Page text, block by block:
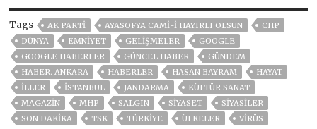
Tags AK PARTİ AYASOFYA CAMI-I HAYIRLI OLSUN
CHP
DÜNYA
EMNİYET GELIŞMELER
GOOGLE
GOOGLE HABERLER
GÜNCEL HABER
GÜNDEM
HABER. ANKARA
HABERLER HASAN BAYRAM
HAYAT
İLLER
ISTANBUL JANDARMA
KÜLTÜR SANAT
MAGAZİN
MHP SALGIN SİYASET
SİYASİLER
SON DAKIKA
TSK TÜRKİYE ÜLKELER VIRÜS